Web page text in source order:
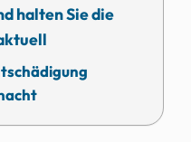
halten Sie die